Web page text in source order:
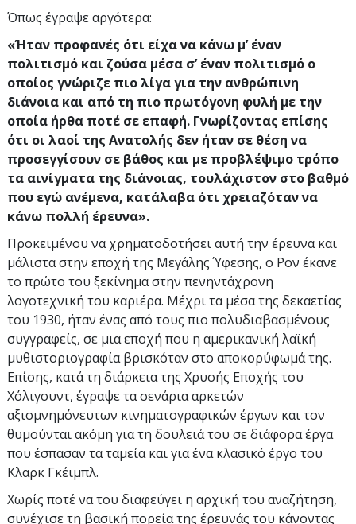
Όπως έγραψε αργότερα:
«Ήταν προφανές ότι είχα να κάνω μ’ έναν
πολιτισμό και ζούσα μέσα σ’ έναν πολιτισμό ο
οποίος γνώριζε πιο λίγα για την ανθρώπινη
διάνοια και από τη πιο πρωτόγονη φυλή με την
οποία ήρθα ποτέ σε επαφή. Γνωρίζοντας επίσης
ότι οι λαοί της Ανατολής δεν ήταν σε θέση να
προσεγγίσουν σε βάθος και με προβλέψιμο τρόπο
τα αινίγματα της διάνοιας, τουλάχιστον στο βαθμό
που εγώ ανέμενα, κατάλαβα ότι χρειαζόταν να
κάνω πολλή έρευνα».
Προκειμένου να χρηματοδοτήσει αυτή την έρευνα και
μάλιστα στην εποχή της Μεγάλης Ύφεσης, ο Ρον έκανε
το πρώτο του ξεκίνημα στην πενηντάχρονη
λογοτεχνική του καριέρα. Μέχρι τα μέσα της δεκαετίας
του 1930, ήταν ένας από τους πιο πολυδιαβασμένους
συγγραφείς, σε μια εποχή που η αμερικανική λαϊκή
μυθιστοριογραφία βρισκόταν στο αποκορύφωμά της.
Επίσης, κατά τη διάρκεια της Χρυσής Εποχής του
Χόλιγουντ, έγραψε τα σενάρια αρκετών
αξιομνημόνευτων κινηματογραφικών έργων και τον
θυμούνται ακόμη για τη δουλειά του σε διάφορα έργα
που έσπασαν τα ταμεία και για ένα κλασικό έργο του
Κλαρκ Γκέιμπλ.
Χωρίς ποτέ να του διαφεύγει η αρχική του αναζήτηση,
συνέχισε τη βασική πορεία της έρευνάς του κάνοντας